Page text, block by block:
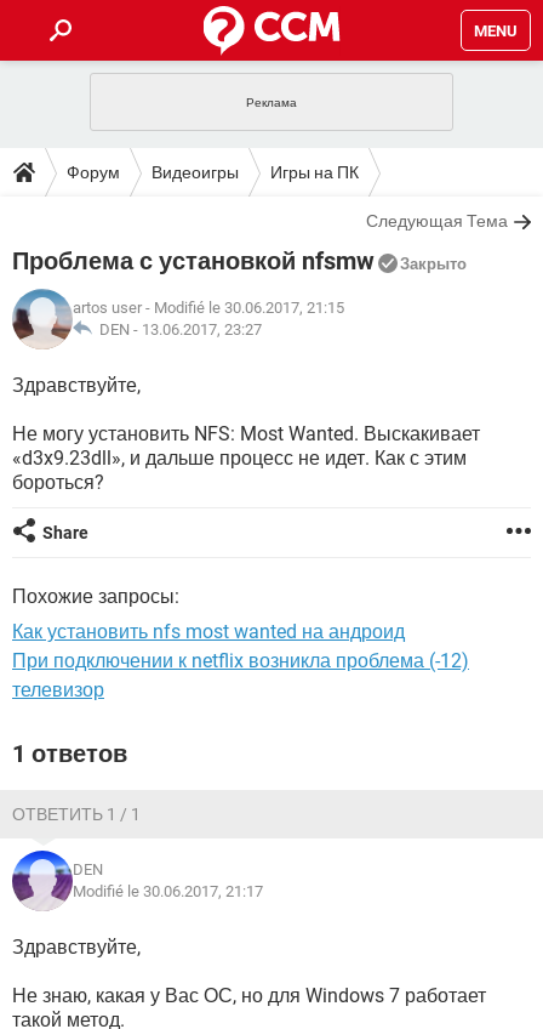
MENU
INSTAGRAM FACEBOOK
WINDOWS 10
ВКОНТАКТЕ ВИДЕО
GOOGLE YANDEX
ПОЛЕЗНЫЕ СОВЕТЫ
TIKTOK
WINDOWS 10
TIKTOK TELEGRAM
WHATSAPP INSTAGRAM
FACEBOOK
WINDOWS 10
ВИДЕО GOOGLE
YANDEX
ФОРУМ
TIKTOK
WINDOWS 10
ВИДЕО
YANDEX
ЭНЦИКЛОПЕДИЯ
TIKTOK
WHATSAPP INSTAGRAM
FACEBOOK ИГРЫ
YANDEX
Форум Видеоигры Игры на ПК
Следующая Тема
Проблема с установкой nfsmw Закрыто
artos user - Modifié le 30.06.2017, 21:15
DEN - 13.06.2017, 23:27
Здравствуйте,
Не могу установить NFS: Most Wanted. Выскакивает
«d3x9.23dll», и дальше процесс не идет. Как с этим
бороться?
Share
Похожие запросы:
Как установить nfs most wanted на андроид
При подключении к netflix возникла проблема (-12)
телевизор
1 ответов
ОТВЕТИТЬ 1 / 1
DEN
Modifié le 30.06.2017, 21:17
Здравствуйте,
Не знаю, какая у Вас ОС, но для Windows 7 работает
такой метод.